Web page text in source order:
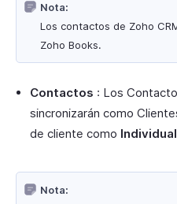
Nota:
Los contactos de Zoho
Zoho Books.
Contactos : Los
sincronizarán como
de cliente como Individual
Nota: